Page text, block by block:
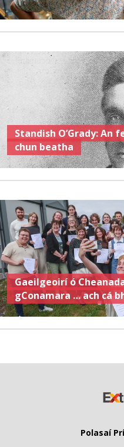
Standish O’Grady: An
chun beatha
Gaeilgeoirí ó
gConamara … ach cá
Polasaí